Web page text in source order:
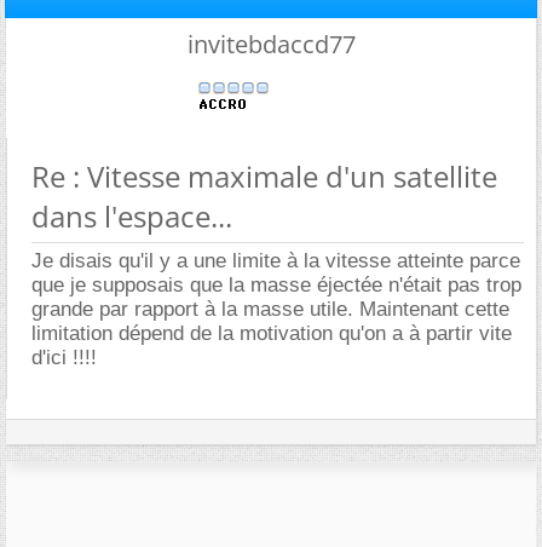
invitebdaccd77
Re : Vitesse maximale d'un satellite
dans l'espace...
Je disais qu'il y a une limite à la vitesse atteinte parce
que je supposais que la masse éjectée n'était pas trop
grande par rapport à la masse utile. Maintenant cette
limitation dépend de la motivation qu'on a à partir vite
d'ici !!!!